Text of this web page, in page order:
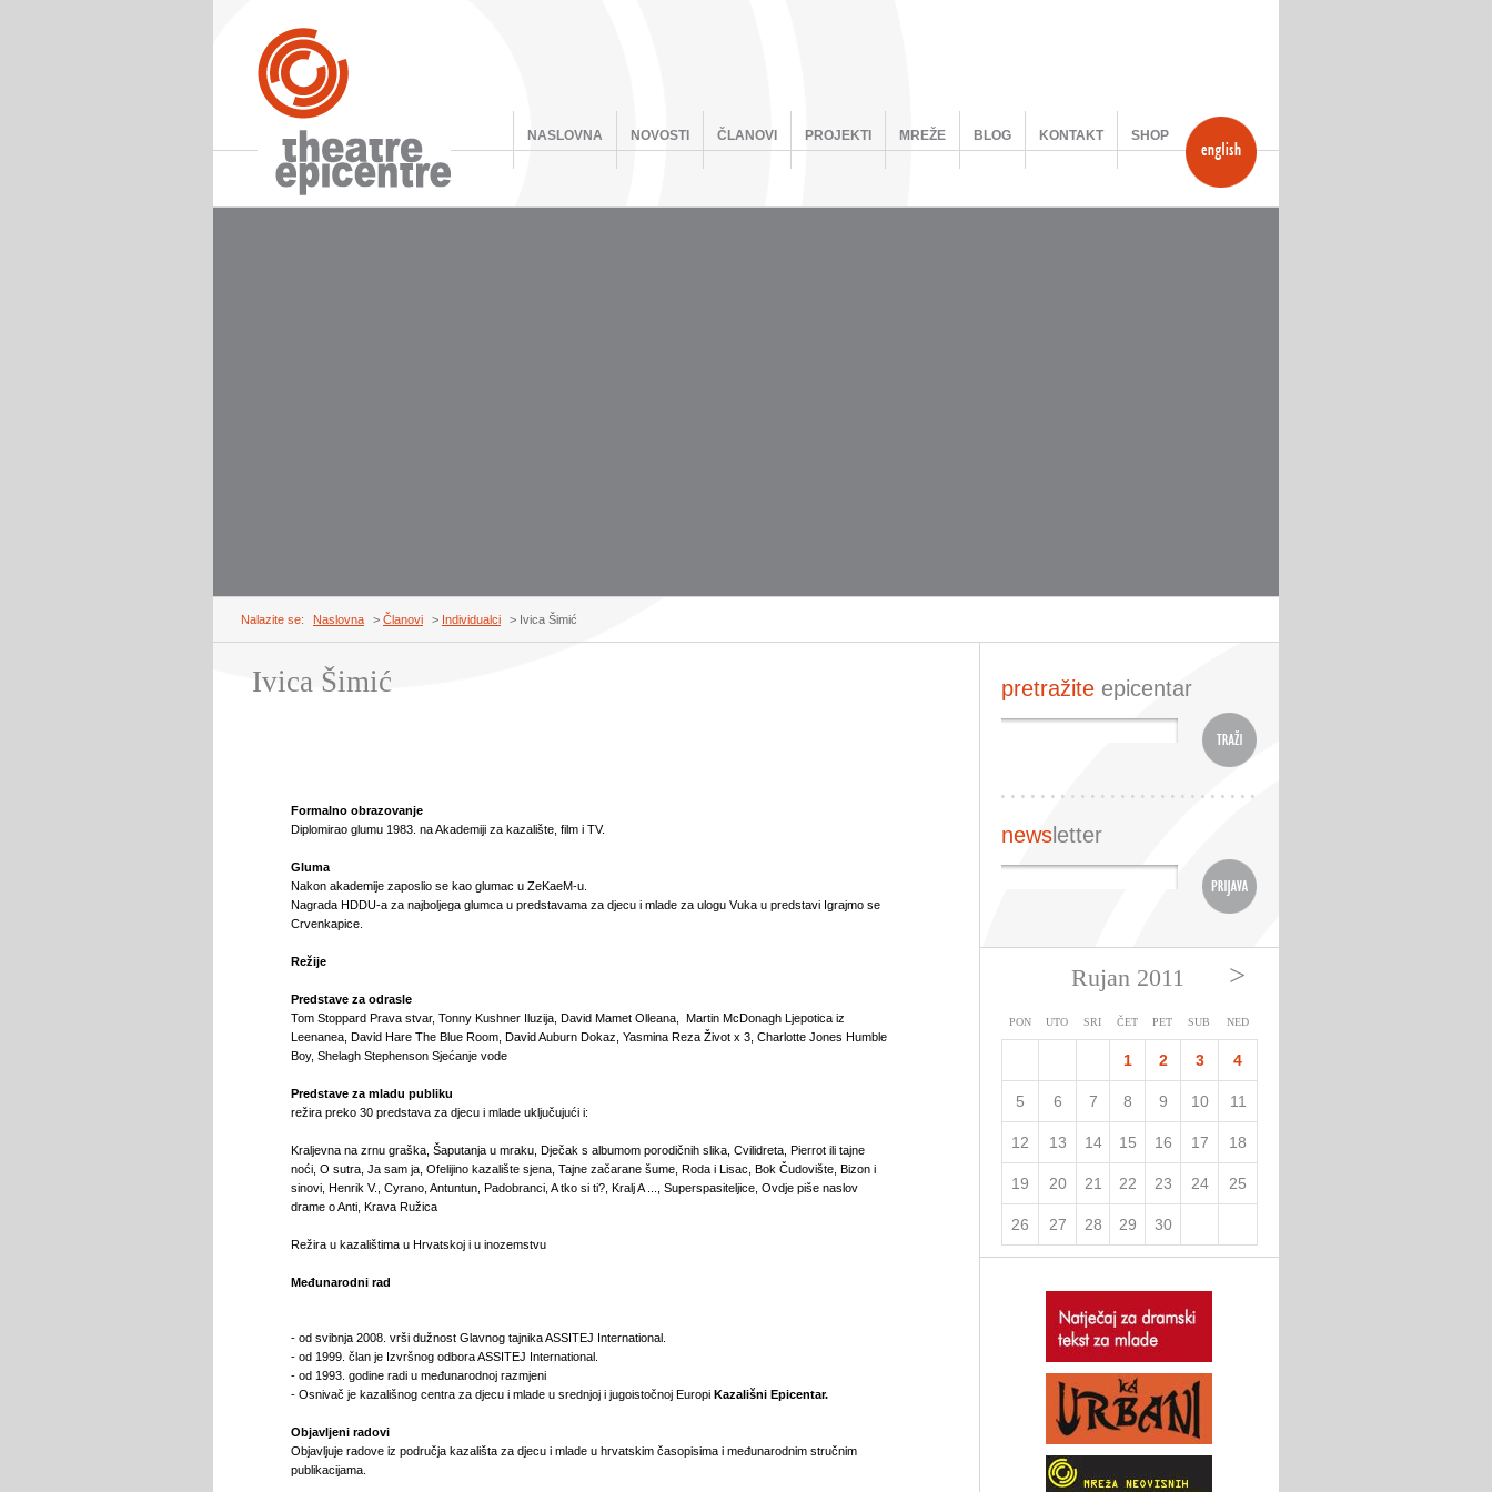
NASLOVNA NOVOSTI ČLANOVI PROJEKTI MREŽE BLOG KONTAKT SHOP
Nalazite se: Naslovna > Članovi > Individualci > Ivica Šimić
Ivica Šimić
Formalno obrazovanje
Diplomirao glumu 1983. na Akademiji za kazalište, film i TV.
Gluma
Nakon akademije zaposlio se kao glumac u ZeKaeM-u.
Nagrada HDDU-a za najboljega glumca u predstavama za djecu i mlade za ulogu Vuka u predstavi Igrajmo se
Crvenkapice.
Režije
Predstave za odrasle
Tom Stoppard Prava stvar, Tonny Kushner Iluzija, David Mamet Olleana, Martin McDonagh Ljepotica iz
Leenanea, David Hare The Blue Room, David Auburn Dokaz, Yasmina Reza Život x 3, Charlotte Jones Humble
Boy, Shelagh Stephenson Sjećanje vode
Predstave za mladu publiku
režira preko 30 predstava za djecu i mlade uključujući i:
Kraljevna na zrnu graška, Šaputanja u mraku, Dječak s albumom porodičnih slika, Cvilidreta, Pierrot ili tajne
noći, O sutra, Ja sam ja, Ofelijino kazalište sjena, Tajne začarane šume, Roda i Lisac, Bok Čudovište, Bizon i
sinovi, Henrik V., Cyrano, Antuntun, Padobranci, A tko si ti?, Kralj A ..., Superspasiteljice, Ovdje piše naslov
drame o Anti, Krava Ružica
Režira u kazalištima u Hrvatskoj i u inozemstvu
Međunarodni rad
- od svibnja 2008. vrši dužnost Glavnog tajnika ASSITEJ International.
- od 1999. član je Izvršnog odbora ASSITEJ International.
- od 1993. godine radi u međunarodnoj razmjeni
- Osnivač je kazališnog centra za djecu i mlade u srednjoj i jugoistočnoj Europi Kazališni Epicentar.
Objavljeni radovi
Objavljuje radove iz područja kazališta za djecu i mlade u hrvatskim časopisima i međunarodnim stručnim
publikacijama.
pretražite epicentar
news letter
Rujan 2011 >
PON UTO SRI ČET PET SUB NED
1 2 3 4
5 6 7 8 9 10 11
12 13 14 15 16 17 18
19 20 21 22 23 24 25
26 27 28 29 30